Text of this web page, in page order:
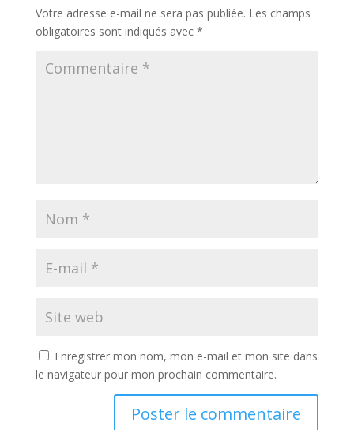
Votre adresse e-mail ne sera pas publiée. Les champs
obligatoires sont indiqués avec *
Enregistrer mon nom, mon e-mail et mon site dans
le navigateur pour mon prochain commentaire.